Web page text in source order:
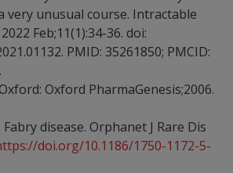
very unusual course. Intractable
Feb;11(1):34-36. doi:
PMID: 35261850; PMCID:
Oxford PharmaGenesis;2006.
Fabry disease. Orphanet J Rare Dis
doi.org/10.1186/1750-1172-5-